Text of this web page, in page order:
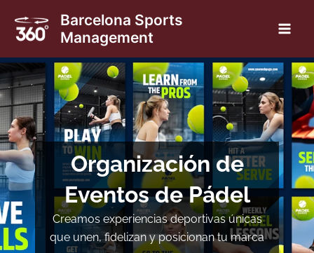
contenido
Barcelona Sports
Management
Organización de
Eventos de Pádel
Creamos experiencias deportivas únicas
que unen, fidelizan y posicionan tu marca